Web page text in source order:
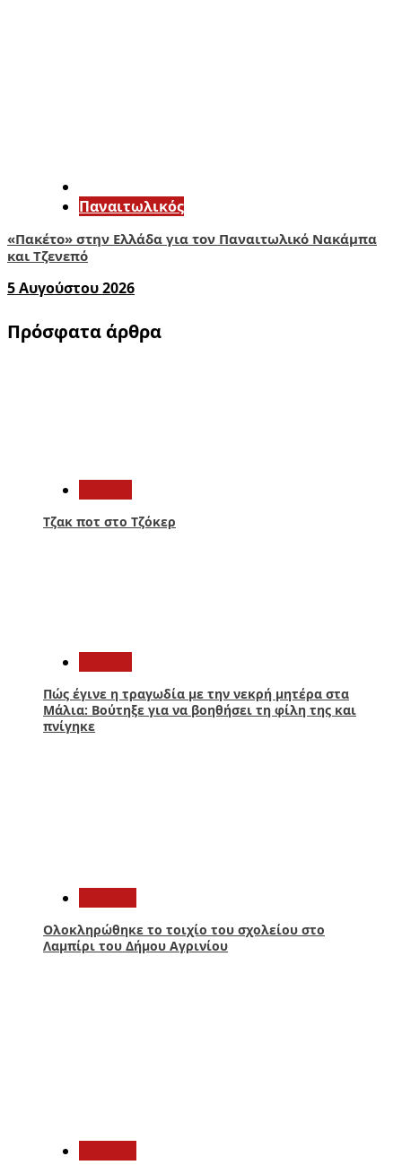
Παναιτωλικός
«Πακέτο» στην Ελλάδα για τον Παναιτωλικό Νακάμπα
και Τζενεπό
5 Αυγούστου 2026
Πρόσφατα άρθρα
Τζακ ποτ στο Τζόκερ
Πώς έγινε η τραγωδία με την νεκρή μητέρα στα
Μάλια: Βούτηξε για να βοηθήσει τη φίλη της και
πνίγηκε
Ολοκληρώθηκε το τοιχίο του σχολείου στο
Λαμπίρι του Δήμου Αγρινίου